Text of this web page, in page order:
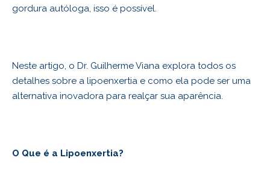
gordura autóloga, isso é possível.
Neste artigo, o Dr. Guilherme Viana explora todos os
detalhes sobre a lipoenxertia e como ela pode ser uma
alternativa inovadora para realçar sua aparência.
O Que é a Lipoenxertia?